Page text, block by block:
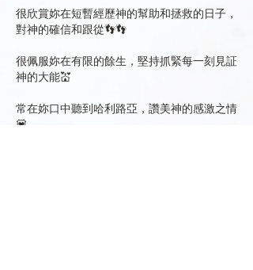
很欣賞妳在短暫經歷神的幫助和拯救的日子，
對神的確信和跟從👣👣
很佩服妳在有限的餘生，堅持抓緊每一刻見証
神的大能💒
常在妳口中聽到哈利路亞，讚美神的感激之情
💟